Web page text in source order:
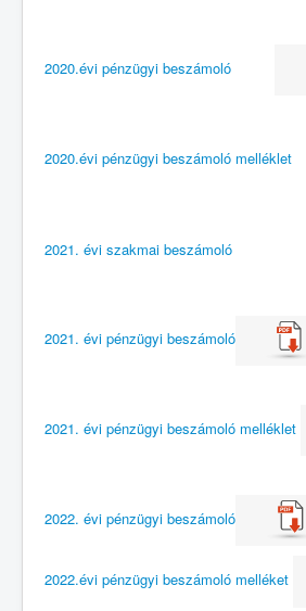
2020.évi pénzügyi beszámoló
2020.évi pénzügyi beszámoló melléklet
2021. évi szakmai beszámoló
2021. évi pénzügyi beszámoló
2021. évi pénzügyi beszámoló melléklet
2022. évi pénzügyi beszámoló
2022.évi pénzügyi beszámoló melléket